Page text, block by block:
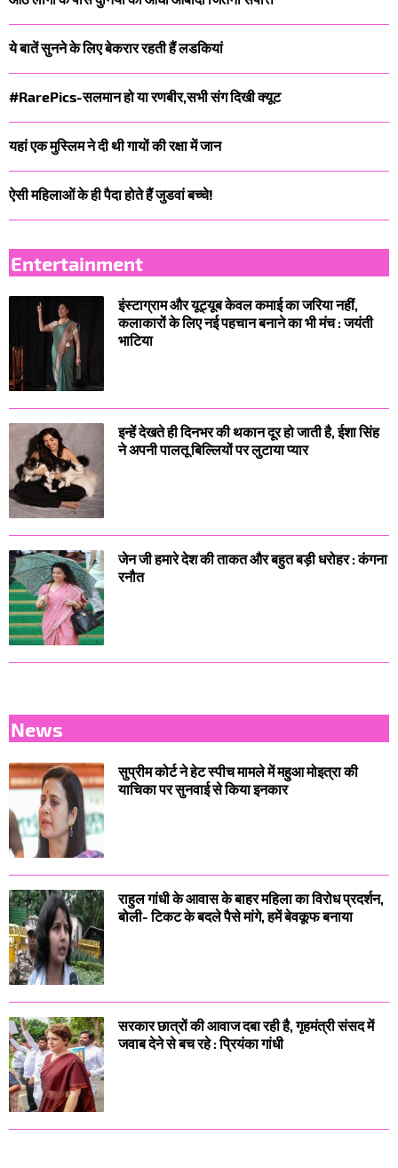
ये बातें सुनने के लिए बेकरार रहती हैं लडकियां
#RarePics-सलमान हो या रणबीर,सभी संग दिखी क्यूट
यहां एक मुस्लिम ने दी थी गायों की रक्षा में जान
ऐसी महिलाओं के ही पैदा होते हैं जुडवां बच्चे!
Entertainment
इंस्टाग्राम और यूट्यूब केवल कमाई का जरिया नहीं,
कलाकारों के लिए नई पहचान बनाने का भी मंच : जयंती
भाटिया
इन्हें देखते ही दिनभर की थकान दूर हो जाती है, ईशा सिंह
ने अपनी पालतू बिल्लियों पर लुटाया प्यार
जेन जी हमारे देश की ताकत और बहुत बड़ी धरोहर : कंगना
रनौत
News
सुप्रीम कोर्ट ने हेट स्पीच मामले में महुआ मोइत्रा की
याचिका पर सुनवाई से किया इनकार
राहुल गांधी के आवास के बाहर महिला का विरोध प्रदर्शन,
बोली- टिकट के बदले पैसे मांगे, हमें बेवकूफ बनाया
सरकार छात्रों की आवाज दबा रही है, गृहमंत्री संसद में
जवाब देने से बच रहे : प्रियंका गांधी